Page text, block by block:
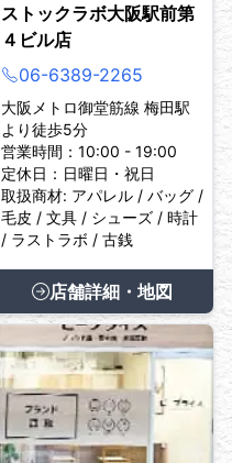
ストックラボ大阪駅前第
４ビル店
06-6389-2265
大阪メトロ御堂筋線 梅田駅
より徒歩5分
営業時間：10:00 - 19:00
定休日：日曜日・祝日
取扱商材: アパレル / バッグ /
毛皮 / 文具 / シューズ / 時計
/ ラストラボ / 古銭
店舗詳細・地図